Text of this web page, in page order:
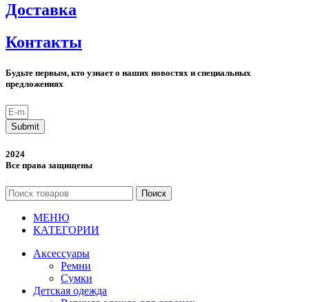
Доставка
Контакты
Будьте первым, кто узнает о наших новостях и специальных
предложениях
Submit
2024
Все права защищены
Поиск
МЕНЮ
КАТЕГОРИИ
Аксессуары
Ремни
Сумки
Детская одежда